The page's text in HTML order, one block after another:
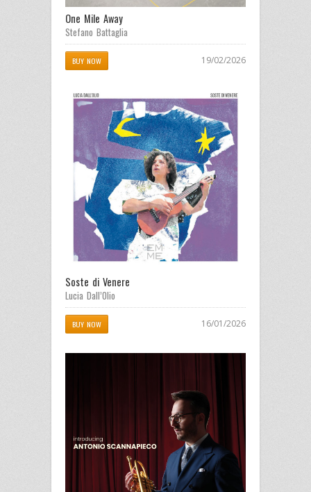
One Mile Away
Stefano Battaglia
BUY NOW 19/02/2026
Soste di Venere
Lucia Dall’Olio
BUY NOW 16/01/2026